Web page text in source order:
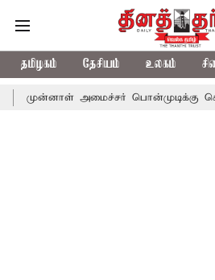
தமிழகம் தேசியம் உலகம்
அமைச்சர் பொன்முடிக்கு சென்னை